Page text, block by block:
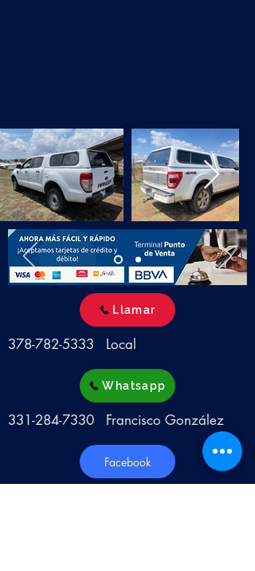
Llamar
378-782-5333 Local
Whatsapp
331-284-7330 Francisco González
Facebook